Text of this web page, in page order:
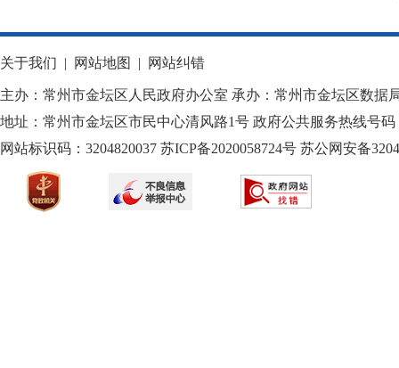
关于我们 | 网站地图 | 网站纠错
主办：常州市金坛区人民政府办公室 承办：常州市金坛区数据
地址：常州市金坛区市民中心清风路1号 政府公共服务热线号码
网站标识码：3204820037 苏ICP备2020058724号 苏公网安备